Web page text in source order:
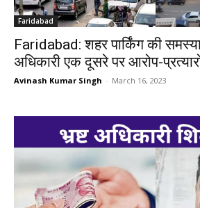
Faridabad
Faridabad: शहर पार्किंग की
अधिकारी एक दूसरे पर आरोप-
Avinash Kumar Singh - March 16, 2023